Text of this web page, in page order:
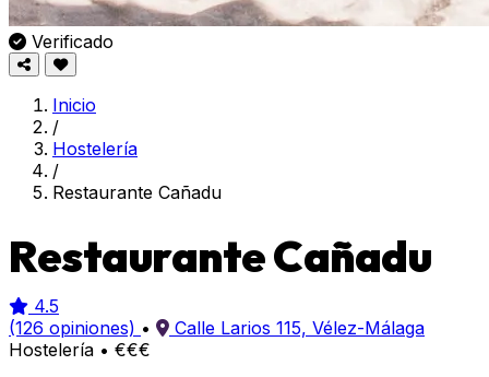
Verificado
Inicio
/
Hostelería
/
Restaurante Cañadu
Restaurante Cañadu
4.5
(126 opiniones) •
Calle Larios 115, Vélez-Málaga
Hostelería • €€€